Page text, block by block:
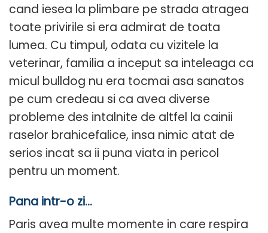
cand iesea la plimbare pe strada atragea
toate privirile si era admirat de toata
lumea. Cu timpul, odata cu vizitele la
veterinar, familia a inceput sa inteleaga ca
micul bulldog nu era tocmai asa sanatos
pe cum credeau si ca avea diverse
probleme des intalnite de altfel la cainii
raselor brahicefalice, insa nimic atat de
serios incat sa ii puna viata in pericol
pentru un moment.
Pana intr-o zi…
Paris avea multe momente in care respira